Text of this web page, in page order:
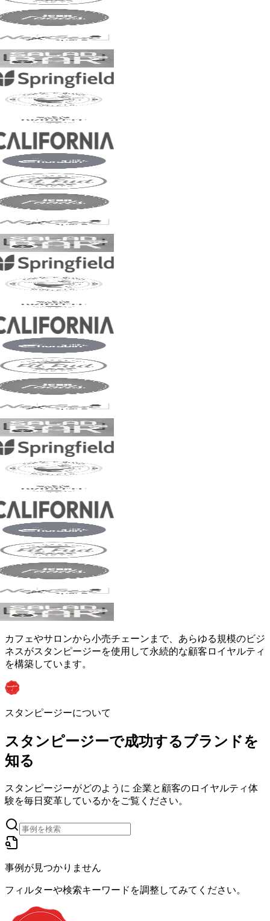
カフェやサロンから小売チェーンまで、あらゆる規模のビジ
ネスがスタンピージーを使用して永続的な顧客ロイヤルティ
を構築しています。
スタンピージーについて
スタンピージーで成功するブランドを
知る
スタンピージーがどのように 企業と顧客のロイヤルティ体
験を毎日変革しているかをご覧ください。
事例が見つかりません
フィルターや検索キーワードを調整してみてください。